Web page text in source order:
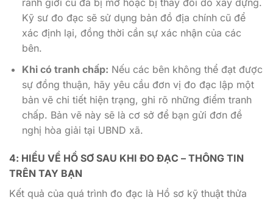
ranh giới cũ đã bị mờ hoặc bị thay đổi do xây dựng.
Kỹ sư đo đạc sẽ sử dụng bản đồ địa chính cũ để
xác định lại, đồng thời cần sự xác nhận của các
bên.
Khi có tranh chấp: Nếu các bên không thể đạt được
sự đồng thuận, hãy yêu cầu đơn vị đo đạc lập một
bản vẽ chi tiết hiện trạng, ghi rõ những điểm tranh
chấp. Bản vẽ này sẽ là cơ sở để bạn gửi đơn đề
nghị hòa giải tại UBND xã.
4: HIỂU VỀ HỒ SƠ SAU KHI ĐO ĐẠC – THÔNG TIN
TRÊN TAY BẠN
Kết quả của quá trình đo đạc là Hồ sơ kỹ thuật thửa